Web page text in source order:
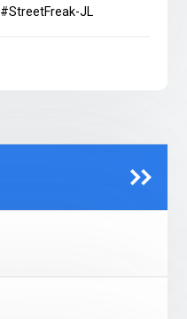
#StreetFreak-JL